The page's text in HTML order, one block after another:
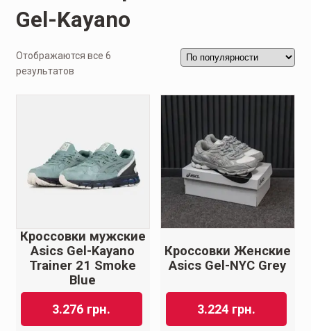
Gel-Kayano
Отображаются все 6
результатов
Кроссовки мужские
Asics Gel-Kayano
Trainer 21 Smoke
Blue
3.276 грн.
Кроссовки Женские
Asics Gel-NYC Grey
3.224 грн.